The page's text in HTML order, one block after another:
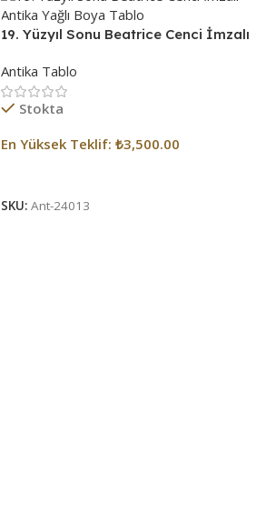
19. Yüzyıl Sonu Beatrice Cenci İmzalı
Antika Tablo
Stokta
En Yüksek Teklif: ₺3,500.00
SKU: Ant-24013